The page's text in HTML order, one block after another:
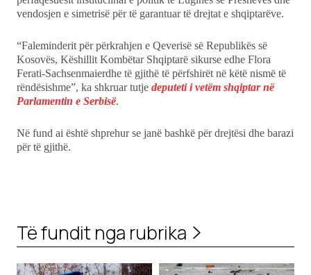
vendosjen e simetrisë për të garantuar të drejtat e shqiptarëve.
“Faleminderit për përkrahjen e Qeverisë së Republikës së
Kosovës, Këshillit Kombëtar Shqiptarë sikurse edhe Flora
Ferati-Sachsenmaierdhe të gjithë të përfshirët në këtë nismë të
rëndësishme”, ka shkruar tutje deputeti i vetëm shqiptar në
Parlamentin e Serbisë.
Në fund ai është shprehur se janë bashkë për drejtësi dhe barazi
për të gjithë.
Të fundit nga rubrika